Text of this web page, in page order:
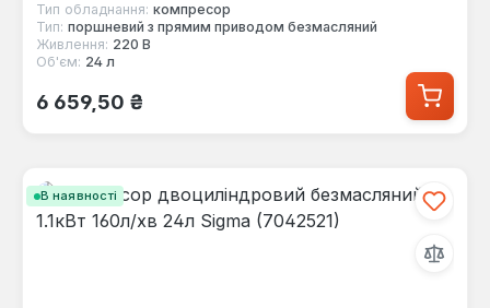
Тип обладнання: компресор
Тип: поршневий з прямим приводом безмасляний
Живлення: 220 В
Об'єм: 24 л
Звичайна ціна:
6 659,50 ₴
В наявності